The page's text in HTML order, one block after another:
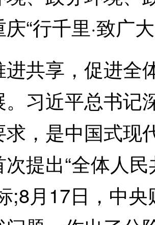
“行千里·致广
享，促进全
习近平总书记
，是中国式现
次提出“全体人
;8月17日，中